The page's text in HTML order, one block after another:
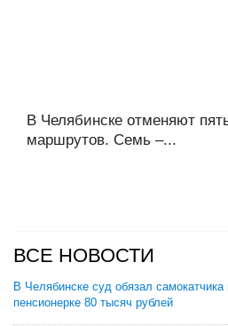
В Челябинске отменяют
маршрутов. Семь –...
ВСЕ НОВОСТИ
В Челябинске суд обязал
пенсионерке 80 тысяч рублей